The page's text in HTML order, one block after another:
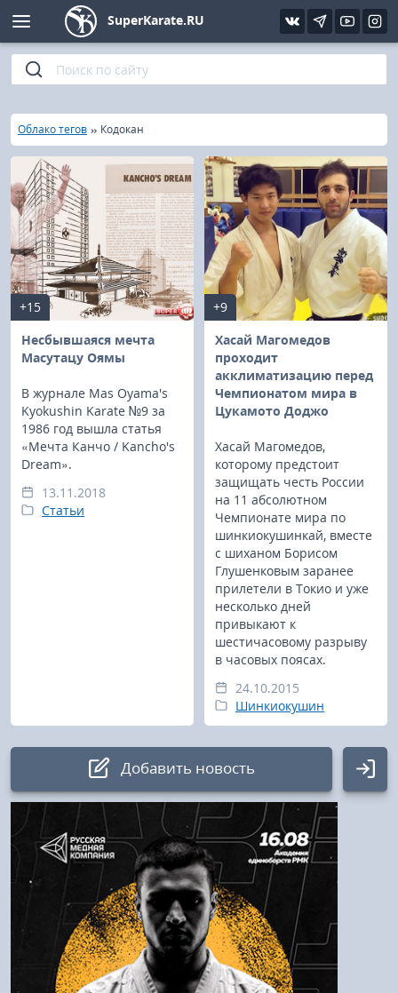
SuperKarate.RU
Главная
»
Облако тегов » Кодокан
+15
Несбывшаяся мечта
Масутацу Оямы
В журнале Mas Oyama's
Kyokushin Karate №9 за
1986 год вышла статья
«Мечта Канчо / Kancho's
Dream».
13.11.2018
Статьи
+9
Хасай Магомедов
проходит
акклиматизацию перед
Чемпионатом мира в
Цукамото Доджо
Хасай Магомедов,
которому предстоит
защищать честь России
на 11 абсолютном
Чемпионате мира по
шинкиокушинкай, вместе
с шиханом Борисом
Глушенковым заранее
прилетели в Токио и уже
несколько дней
привыкают к
шестичасовому разрыву
в часовых поясах.
24.10.2015
Шинкиокушин
Добавить новость
Авторизация
Логин:
Пароль
Киокушинкай
Кёкусин (IFK)
Шинкиокушинкай
Кекусин-кан
Кикбоксинг и K-1
Бокс
UFC и MMA
Фото
Видео
Интервью
Статьи
Уроки каратэ
Файлы
Библиотека